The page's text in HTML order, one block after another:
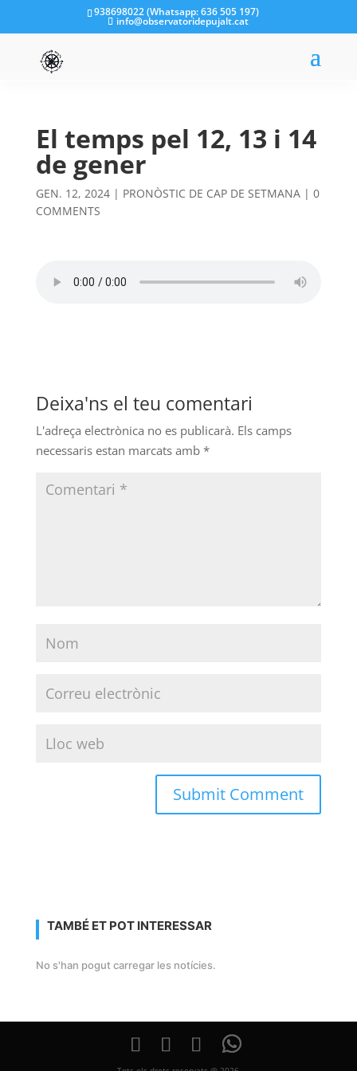
938698022 (Whatsapp: 636 505 197)
info@observatoridepujalt.cat
El temps pel 12, 13 i 14
de gener
GEN. 12, 2024| PRONÒSTIC DE CAP DE SETMANA| 0
COMMENTS
Deixa'ns el teu comentari
L'adreça electrònica no es publicarà. Els camps
necessaris estan marcats amb *
TAMBÉ ET POT INTERESSAR
No s'han pogut carregar les notícies.